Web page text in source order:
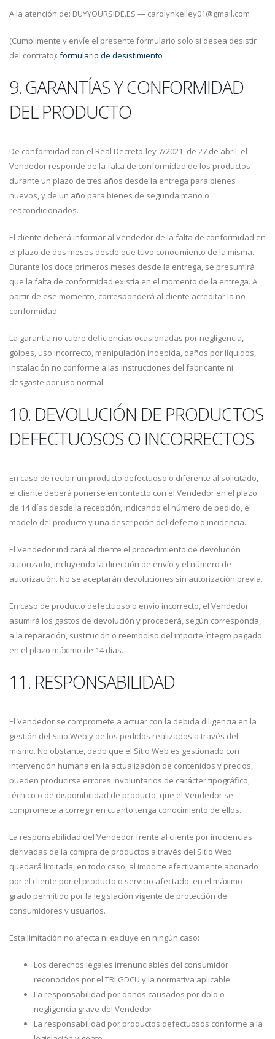
A la atención de: BUYYOURSIDE.ES — carolynkelley01@gmail.com
(Cumplimente y envíe el presente formulario solo si desea desistir
del contrato): formulario de desistimiento
9. GARANTÍAS Y CONFORMIDAD
DEL PRODUCTO
De conformidad con el Real Decreto-ley 7/2021, de 27 de abril, el
Vendedor responde de la falta de conformidad de los productos
durante un plazo de tres años desde la entrega para bienes
nuevos, y de un año para bienes de segunda mano o
reacondicionados.
El cliente deberá informar al Vendedor de la falta de conformidad en
el plazo de dos meses desde que tuvo conocimiento de la misma.
Durante los doce primeros meses desde la entrega, se presumirá
que la falta de conformidad existía en el momento de la entrega. A
partir de ese momento, corresponderá al cliente acreditar la no
conformidad.
La garantía no cubre deficiencias ocasionadas por negligencia,
golpes, uso incorrecto, manipulación indebida, daños por líquidos,
instalación no conforme a las instrucciones del fabricante ni
desgaste por uso normal.
10. DEVOLUCIÓN DE PRODUCTOS
DEFECTUOSOS O INCORRECTOS
En caso de recibir un producto defectuoso o diferente al solicitado,
el cliente deberá ponerse en contacto con el Vendedor en el plazo
de 14 días desde la recepción, indicando el número de pedido, el
modelo del producto y una descripción del defecto o incidencia.
El Vendedor indicará al cliente el procedimiento de devolución
autorizado, incluyendo la dirección de envío y el número de
autorización. No se aceptarán devoluciones sin autorización previa.
En caso de producto defectuoso o envío incorrecto, el Vendedor
asumirá los gastos de devolución y procederá, según corresponda,
a la reparación, sustitución o reembolso del importe íntegro pagado
en el plazo máximo de 14 días.
11. RESPONSABILIDAD
El Vendedor se compromete a actuar con la debida diligencia en la
gestión del Sitio Web y de los pedidos realizados a través del
mismo. No obstante, dado que el Sitio Web es gestionado con
intervención humana en la actualización de contenidos y precios,
pueden producirse errores involuntarios de carácter tipográfico,
técnico o de disponibilidad de producto, que el Vendedor se
compromete a corregir en cuanto tenga conocimiento de ellos.
La responsabilidad del Vendedor frente al cliente por incidencias
derivadas de la compra de productos a través del Sitio Web
quedará limitada, en todo caso, al importe efectivamente abonado
por el cliente por el producto o servicio afectado, en el máximo
grado permitido por la legislación vigente de protección de
consumidores y usuarios.
Esta limitación no afecta ni excluye en ningún caso:
Los derechos legales irrenunciables del consumidor
reconocidos por el TRLGDCU y la normativa aplicable.
La responsabilidad por daños causados por dolo o
negligencia grave del Vendedor.
La responsabilidad por productos defectuosos conforme a la